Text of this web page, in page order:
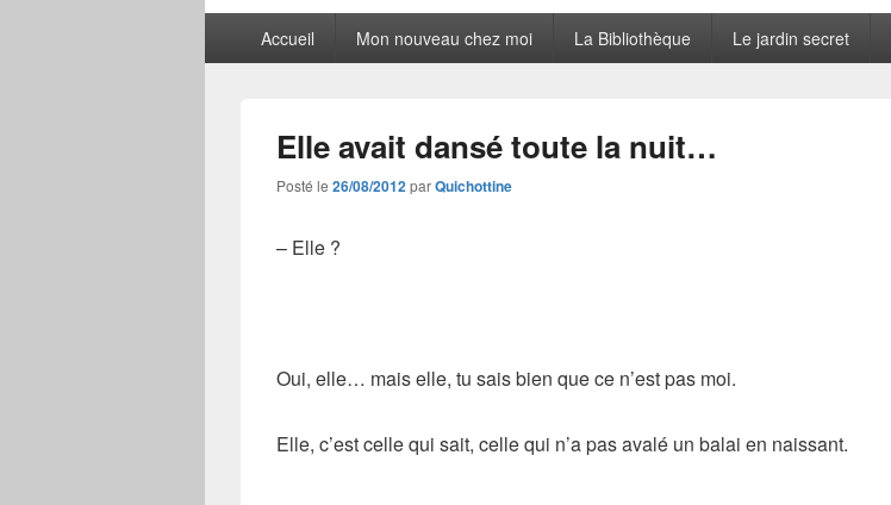
principalAccueil Mon nouveau chez moi La Bibliothèque Le jardin secret
Elle avait dansé toute la nuit…
Posté le 26/08/2012parQuichottine
– Elle ?
Oui, elle… mais elle, tu sais bien que ce n’est pas moi.
Elle, c’est celle qui sait, celle qui n’a pas avalé un balai en naissant.